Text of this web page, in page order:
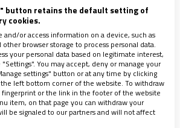
más reciente de la ley
fue en una dirección bastante
de este año, un hombre fue
un vídeo en el que se
prendía fuego a una copia del
button retains the default setting of
cookies.
and/or access information on a device, such as
browser storage to process personal data.
your personal data based on legitimate interest,
You may accept, deny or manage your
settings" button or at any time by clicking
left bottom corner of the website. To withdraw
or the link in the footer of the website
item, on that page you can withdraw your
be signaled to our partners and will not affect